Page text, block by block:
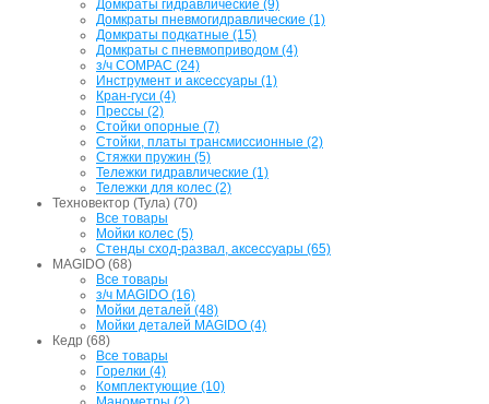
Домкраты гидравлические (9)
Домкраты пневмогидравлические (1)
Домкраты подкатные (15)
Домкраты с пневмоприводом (4)
з/ч COMPAC (24)
Инструмент и аксессуары (1)
Кран-гуси (4)
Прессы (2)
Стойки опорные (7)
Стойки, платы трансмиссионные (2)
Стяжки пружин (5)
Тележки гидравлические (1)
Тележки для колес (2)
Техновектор (Тула) (70)
Все товары
Мойки колес (5)
Стенды сход-развал, аксессуары (65)
MAGIDO (68)
Все товары
з/ч MAGIDO (16)
Мойки деталей (48)
Мойки деталей MAGIDO (4)
Кедр (68)
Все товары
Горелки (4)
Комплектующие (10)